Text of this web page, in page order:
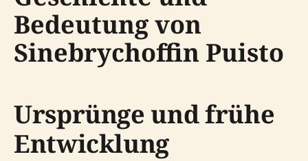
Bedeutung von
Sinebrychoffin Puisto
Ursprünge und frühe
Entwicklung